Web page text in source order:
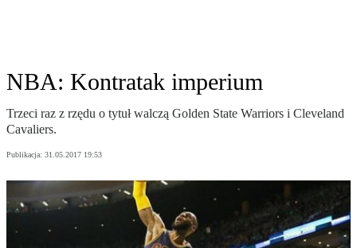
NBA: Kontratak imperium
Trzeci raz z rzędu o tytuł walczą Golden State Warriors i Cleveland
Cavaliers.
Publikacja: 31.05.2017 19:53